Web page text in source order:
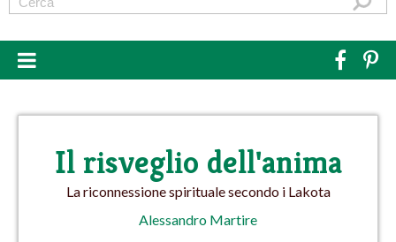
Il risveglio dell'anima
La riconnessione spirituale secondo i Lakota
Alessandro Martire